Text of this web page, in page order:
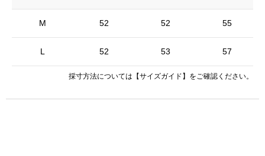
M
L
52 52 55
52 53 57
採寸方法については 【サイズガイド】 をご確認ください。